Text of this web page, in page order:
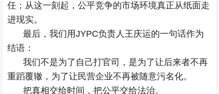
任；从这一刻起，公平竞争的市场环境真正从纸面走
进现实。
最后，我们用JYPC负责人王庆运的一句话作为
结语：
我们不是为了自己打官司，是为了让后来者不再
重蹈覆辙，为了让民营企业不再被随意污名化。
把真相交给时间，把公平交给法治。